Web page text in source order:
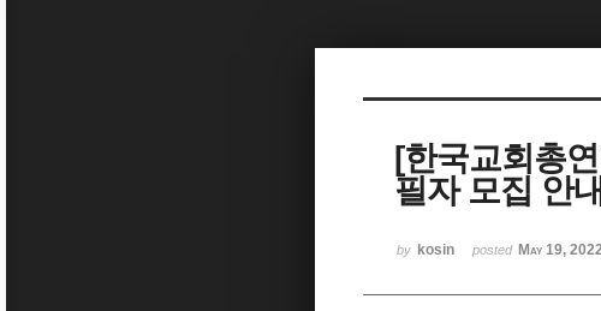
[한국교회총
필자 모집 안
by kosin posted May 19, 2022
Sketchbook5, 스케치북5
Sketchbook5, 스케치북5